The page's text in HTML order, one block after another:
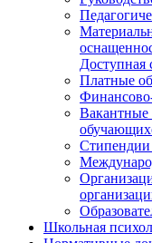
Доступная
Платные
Финансово-
Вакантные
Школьная